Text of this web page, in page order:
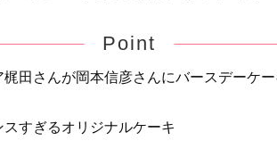
Point
梶田さんが岡本信彦さんにバースデーケ
スすぎるオリジナルケーキ